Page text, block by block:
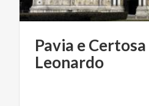
Pavia eCertosa
Leonardo